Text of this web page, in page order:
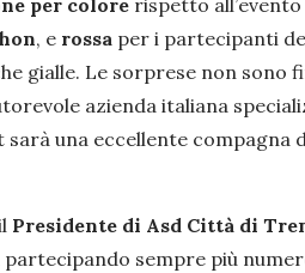
per colore rispetto
, e rossa per i partecipanti
gialle. Le sorprese non sono
azienda italiana
sarà una eccellente compagna
Presidente di Asd Città di
sempre più